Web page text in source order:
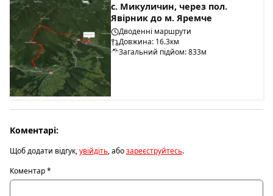
с. Микуличин, через пол.
Явірник до м. Яремче
Дводенні маршрути
Довжина: 16.3км
Загальний підйом: 833м
Коментарі:
Щоб додати відгук,увійдіть, абозареєструйтесь.
Коментар*